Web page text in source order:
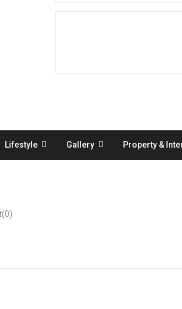
Lifestyle Gallery Property &